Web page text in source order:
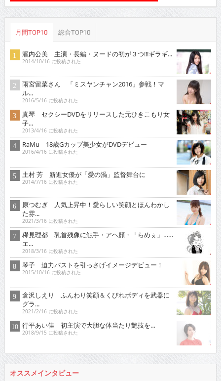
月間TOP10 総合TOP10
瀧内公美 主演・長編・ヌードの初が３つ!!!ギラギ...
2014/10/16 に投稿された
雨宮留菜さん 「ミスヤンチャン2016」参戦！マ
ル...
2016/5/16 に投稿された
真琴 セクシーDVDをリリースした元ひきこもり女
子...
2013/4/16 に投稿された
RaMu 18歳Gカップ美少女がDVDデビュー
2016/4/16 に投稿された
土村 芳 新進女優が「愛の渦」監督舞台に
2014/7/16 に投稿された
原つむぎ 人気上昇中！愛らしい笑顔とほんわかし
た雰...
2021/3/16 に投稿された
稀見理都 乳首残像に触手・アヘ顔・「らめぇ」……
エ...
2018/3/16 に投稿された
琴子 迫力バストを引っさげイメージデビュー！
2015/10/16 に投稿された
倉沢しえり ふんわり笑顔＆くびれボディを武器に
グラ...
2021/2/16 に投稿された
行平あい佳 初主演で大胆な体当たり艶技を…
2018/9/15 に投稿された
オススメインタビュー